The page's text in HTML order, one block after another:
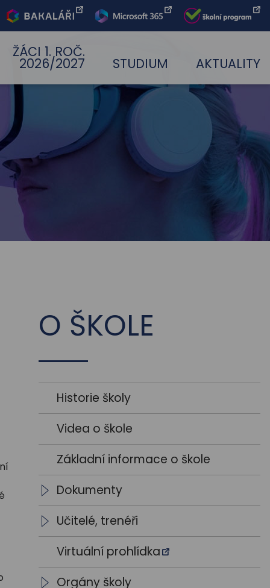
ŽÁCI 1. ROČ.
2026/2027 STUDIUM AKTUALITY
Bakaláři Office 365
Škoní
O ŠKOLE
Historie školy
Videa o škole
Základní informace o škole
Dokumenty
Školní vzdělávací programy
Výroční zprávy
Výsledky VŘ
Učitelé, trenéři
Vedení školy
Vyučující
Virtuální prohlídka
Orgány školy